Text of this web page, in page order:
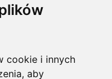
cookie i innych
aby